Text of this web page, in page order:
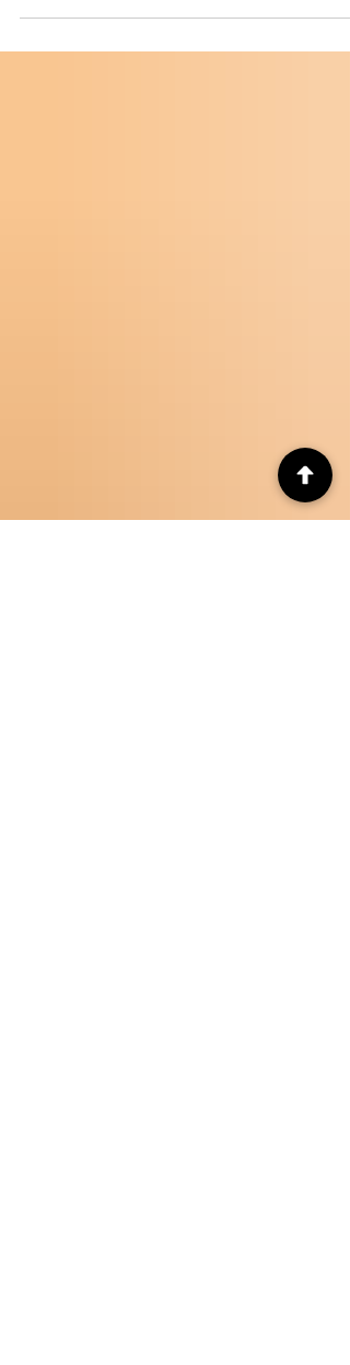
Quelles sont les questions à se poser pour
situation. Votre notaire vous conseille.